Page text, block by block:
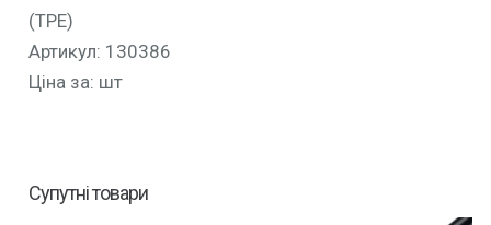
(TPE)
Артикул: 130386
Ціна за: шт
Супутні товари